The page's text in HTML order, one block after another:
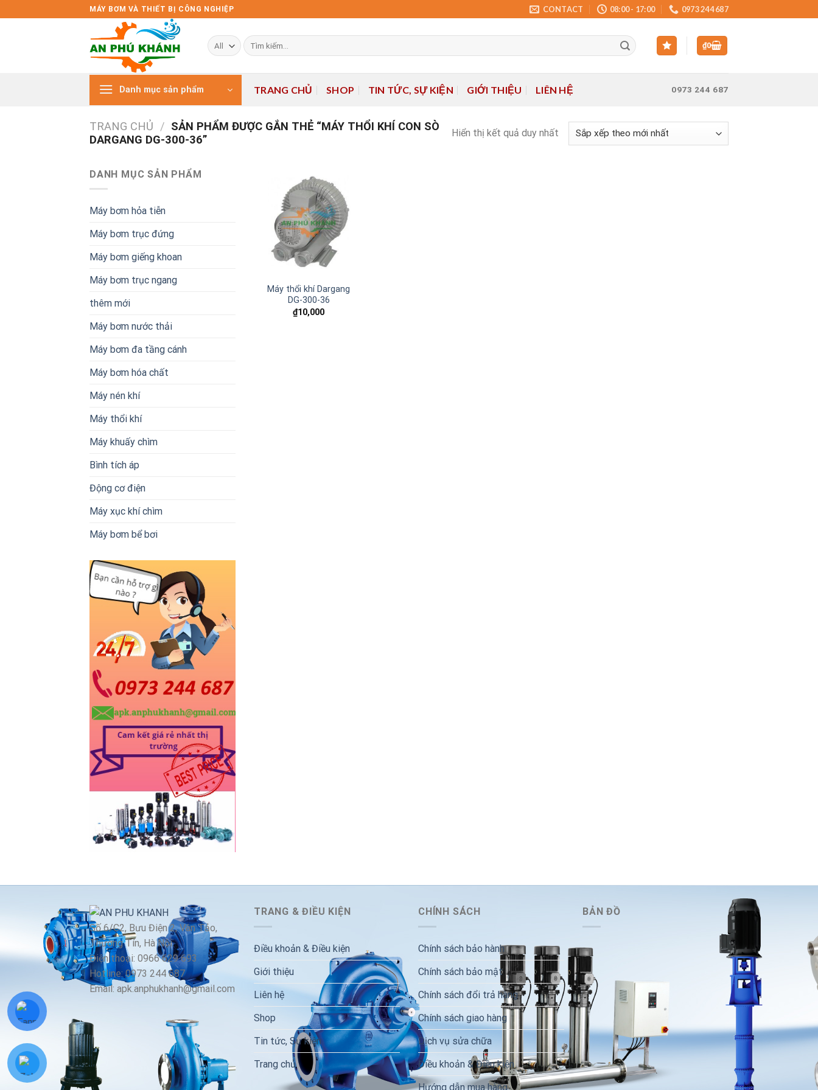
to
MÁY BƠM VÀ THIẾT BỊ CÔNG NGHIỆP CONTACT 08:00 - 17:00 0973 244 687
Tìm
kiếm:
₫0
Danh mục sản phẩm TRANG CHỦ SHOP TIN TỨC, SỰ KIỆN GIỚI THIỆU LIÊN HỆ 0973 244 687
TRANG CHỦ / SẢN PHẨM ĐƯỢC GẮN THẺ “MÁY THỔI KHÍ CON SÒ
DARGANG DG-300-36”
Hiển thị kết quả duy nhất
DANH MỤC SẢN PHẨM
Máy bơm hỏa tiễn
Máy bơm trục đứng
Máy bơm giếng khoan
Máy bơm trục ngang
thêm mới
Máy bơm nước thải
Máy bơm đa tầng cánh
Máy bơm hóa chất
Máy nén khí
Máy thổi khí
Máy khuấy chìm
Bình tích áp
Động cơ điện
Máy xục khí chìm
Máy bơm bể bơi
Add to
wishlist
Máy thổi khí Dargang
DG-300-36
₫10,000
Số 6/C2, Bưu Điện 2, Vân Tảo,
Thường Tín, Hà Nội
Điện thoại: 0966 629 693
Hotline: 0973 244 687
Email: apk.anphukhanh@gmail.com
TRANG & ĐIỀU KIỆN
Điều khoản & Điều kiện
Giới thiệu
Liên hệ
Shop
Tin tức, Sự kiện
Trang chủ
CHÍNH SÁCH
Chính sách bảo hành
Chính sách bảo mật
Chính sách đổi trả hàng
Chính sách giao hàng
Dịch vụ sửa chữa
Điều khoản & Điều kiện
Hướng dẫn mua hàng
BẢN ĐỒ